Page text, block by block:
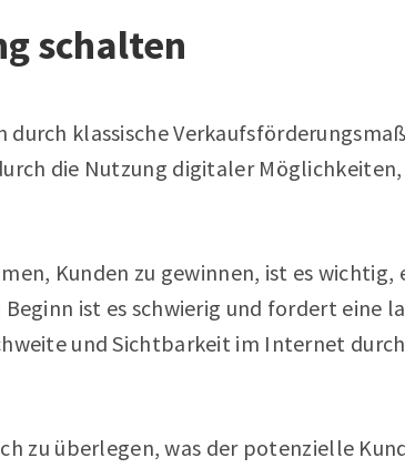
schalten
klassische
die Nutzung digitaler
Kunden zu gewinnen, ist es wichtig,
Beginn ist es schwierig und fordert eine
und Sichtbarkeit im Internet
zu überlegen, was der potenzielle